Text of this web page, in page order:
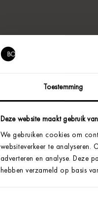
Toestemming
Deze website maakt gebruik
We gebruiken cookies om
websiteverkeer te
adverteren en analyse. Deze
hebben verzameld op basis